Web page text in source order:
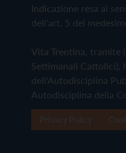
Indicazione resa ai
dell'art. 5 del
Vita Trentina, tramite
Settimanali Cattolici),
dell'Autodisciplina
Autodisciplina della